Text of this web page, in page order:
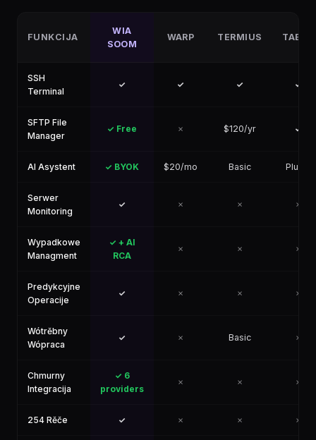
FUNKCIJA
WIA
SOOM
WARP TERMIUS TABBY
SSH
Terminal
✓ ✓ ✓ ✓
SFTP File
Manager
✓ Free ✗ $120/yr ✓
AI Asystent ✓ BYOK $20/mo Basic Plugin
Serwer
Monitoring
✓ ✗ ✗ ✗
Wypadkowe
Managment
✓ + AI
RCA
✗ ✗ ✗
Predykcyjne
Operacije
✓ ✗ ✗ ✗
Wótrěbny
Wópraca
✓ ✗ Basic ✗
Chmurny
Integracija
✓ 6
providers
✗ ✗ ✗
254 Rěče ✓ ✗ ✗ ✗